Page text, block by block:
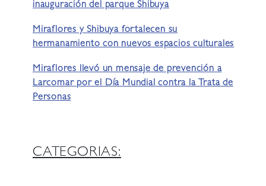
inauguración del parque Shibuya
Miraflores y Shibuya fortalecen su
hermanamiento con nuevos espacios culturales
Miraflores llevó un mensaje de prevención a
Larcomar por el Día Mundial contra la Trata de
Personas
CATEGORIAS: